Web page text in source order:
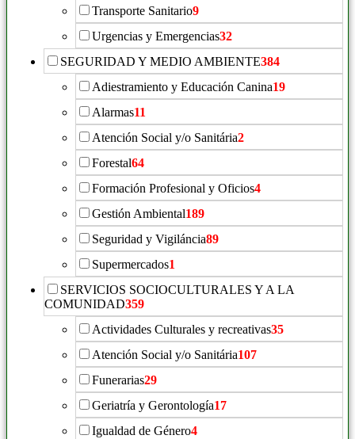
Transporte Sanitario9
Urgencias y Emergencias32
SEGURIDAD Y MEDIO AMBIENTE384
Adiestramiento y Educación Canina19
Alarmas11
Atención Social y/o Sanitária2
Forestal64
Formación Profesional y Oficios4
Gestión Ambiental189
Seguridad y Vigiláncia89
Supermercados1
SERVICIOS SOCIOCULTURALES Y A LA
COMUNIDAD359
Actividades Culturales y recreativas35
Atención Social y/o Sanitária107
Funerarias29
Geriatría y Gerontología17
Igualdad de Género4